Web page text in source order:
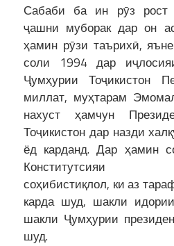
Сабаби ба ин рӯз рост
ҷашни муборак дар он
ҳамин рӯзи таърихӣ,
соли 1994 дар
Ҷумҳурии Тоҷикистон
миллат, муҳтарам
нахуст ҳамчун
Тоҷикистон дар назди
ёд карданд. Дар ҳамин
Конститутсияи
соҳибистиқлол, ки аз
карда шуд, шакли
шакли Ҷумҳурии
шуд.